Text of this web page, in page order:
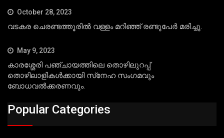
October 28, 2023
വടകര ചെരണ്ടത്തൂരില്‍ വള്ളം മറിഞ്ഞ് രണ്ടുപേര്‍ മരിച്ചു.
May 9, 2023
കാരശ്ശേരി പഞ്ചായത്തിലെ തൊഴിലുറപ്പ്
തൊഴിലാളികള്‍ക്കായി സ്‌നേഹ സംഗമവും
ബോധവല്‍ക്കരണവും.
Popular Categories